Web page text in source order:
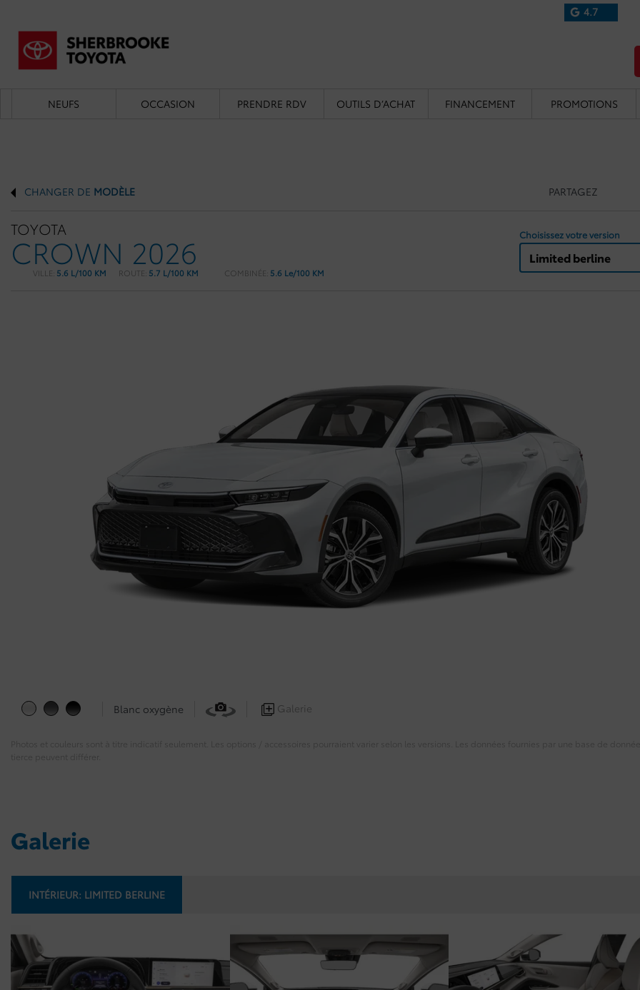
4.7
NEUFS OCCASION PRENDRE RDV OUTILS D’ACHAT FINANCEMENT PROMOTIONS
CHANGER DE MODÈLE PARTAGEZ
TOYOTA
CROWN 2026
VILLE: 5.6 L/100 KM ROUTE: 5.7 L/100 KM COMBINÉE: 5.6 Le/100 KM
Choisissez votre version
Limited berline
Blanc oxygène Galerie
Galerie
INTÉRIEUR: LIMITED BERLINE